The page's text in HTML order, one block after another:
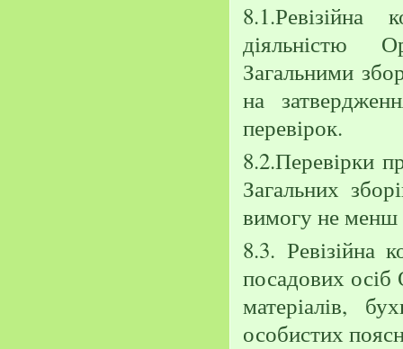
8.1.Ревізійна
діяльністю
Загальними
на
перевірок.
8.2.Перевірки
Загальних
вимогу не менш
8.3. Ревізійна
посадових осіб
матеріалів,
особистих